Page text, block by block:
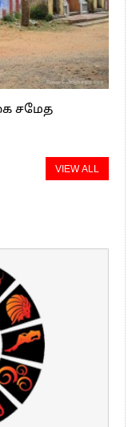
சமேத
VIEW ALL